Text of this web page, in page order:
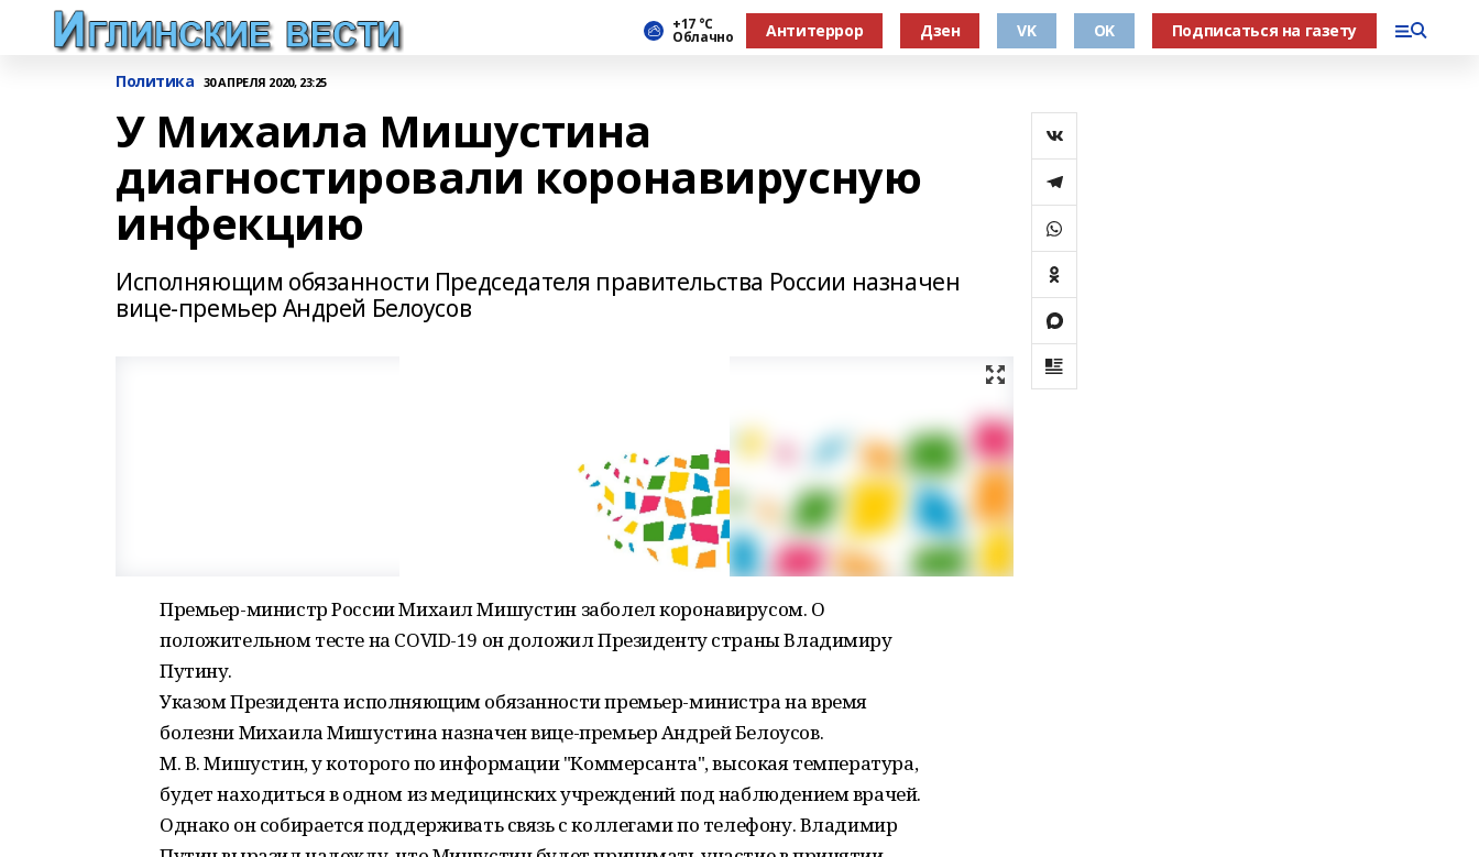
+17 °С
Облачно Антитеррор Дзен VK OK Подписаться на газету
Политика 30 АПРЕЛЯ 2020, 23:25
У Михаила Мишустина
диагностировали коронавирусную
инфекцию
Исполняющим обязанности Председателя правительства России назначен
вице-премьер Андрей Белоусов
Премьер-министр России Михаил Мишустин заболел коронавирусом. О
положительном тесте на COVID-19 он доложил Президенту страны Владимиру
Путину.
Указом Президента исполняющим обязанности премьер-министра на время
болезни Михаила Мишустина назначен вице-премьер Андрей Белоусов.
М. В. Мишустин, у которого по информации "Коммерсанта", высокая температура,
будет находиться в одном из медицинских учреждений под наблюдением врачей.
Однако он собирается поддерживать связь с коллегами по телефону. Владимир